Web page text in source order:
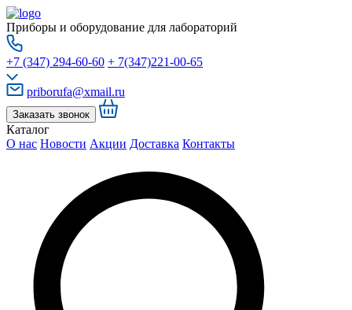
Приборы и оборудование для лабораторий
+7 (347) 294-60-60 + 7(347)221-00-65
priborufa@xmail.ru
Заказать звонок
Каталог
О нас Новости Акции Доставка Контакты